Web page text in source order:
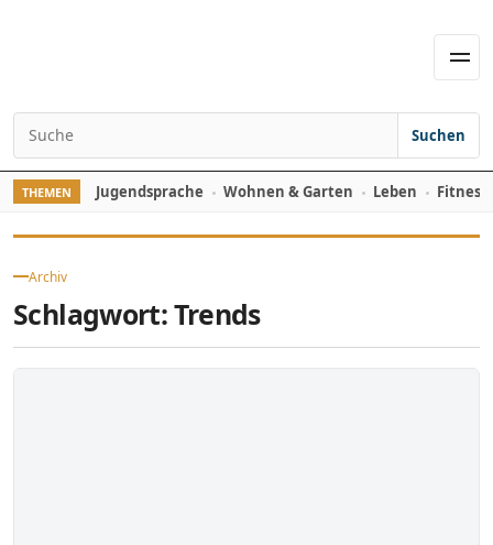
Search for:
Suchen
THEMEN Jugendsprache Wohnen & Garten Leben
Archiv
Schlagwort:Trends